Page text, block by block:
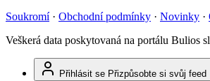
Soukromí · Obchodní podmínky · Novinky ·
Veškerá data poskytovaná na portálu Bulios
Přihlásit se Přizpůsobte si svůj feed